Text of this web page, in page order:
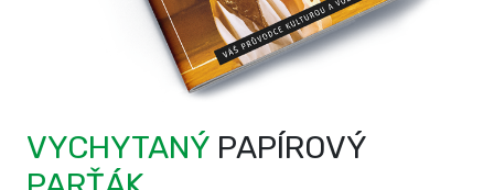
VYCHYTANÝ PAPÍROVÝ